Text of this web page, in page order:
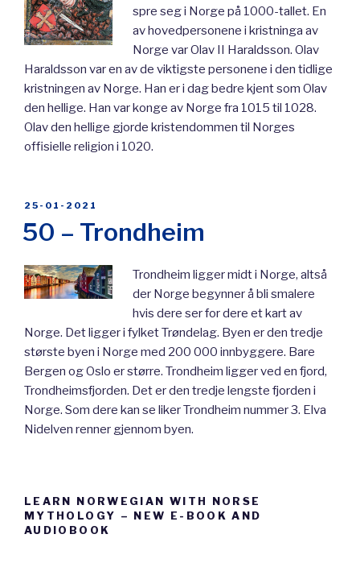
spre seg i Norge på 1000-tallet. En
av hovedpersonene i kristninga av
Norge var Olav II Haraldsson. Olav
Haraldsson var en av de viktigste personene i den tidlige
kristningen av Norge. Han er i dag bedre kjent som Olav
den hellige. Han var konge av Norge fra 1015 til 1028.
Olav den hellige gjorde kristendommen til Norges
offisielle religion i 1020.
PUBLICADO
25-01-2021
50 – Trondheim
Trondheim ligger midt i Norge, altså
der Norge begynner å bli smalere
hvis dere ser for dere et kart av
Norge. Det ligger i fylket Trøndelag. Byen er den tredje
største byen i Norge med 200 000 innbyggere. Bare
Bergen og Oslo er større. Trondheim ligger ved en fjord,
Trondheimsfjorden. Det er den tredje lengste fjorden i
Norge. Som dere kan se liker Trondheim nummer 3. Elva
Nidelven renner gjennom byen.
LEARN NORWEGIAN WITH NORSE
MYTHOLOGY – NEW E-BOOK AND
AUDIOBOOK